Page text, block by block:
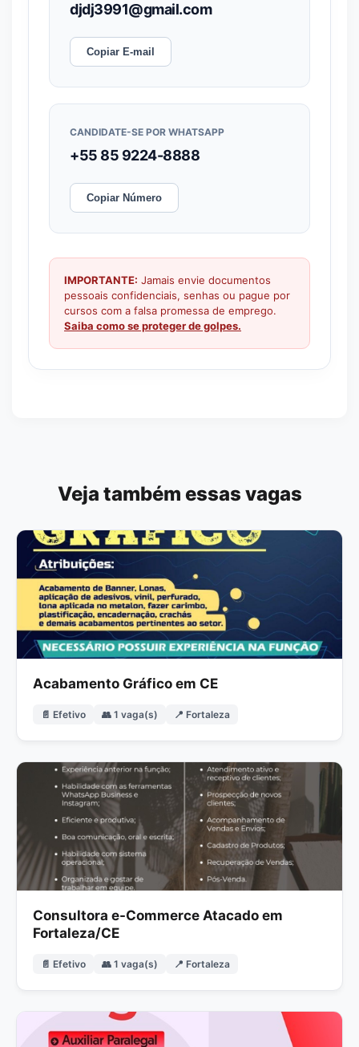
djdj3991@gmail.com
Copiar E-mail
CANDIDATE-SE POR WHATSAPP
+55 85 9224-8888
Copiar Número
IMPORTANTE: Jamais envie documentos
pessoais confidenciais, senhas ou pague por
cursos com a falsa promessa de emprego.
Saiba como se proteger de golpes.
Veja também essas vagas
Acabamento Gráfico em CE
📄 Efetivo 👥 1 vaga(s) 📍 Fortaleza
Consultora e-Commerce Atacado em
Fortaleza/CE
📄 Efetivo 👥 1 vaga(s) 📍 Fortaleza